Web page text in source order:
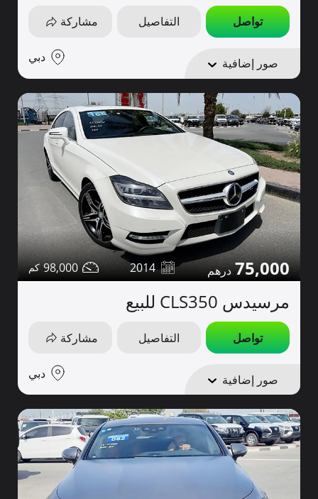
تواصل التفاصيل مشاركة
صور إضافية دبي
75,000
2014
98,000
مرسيدس CLS350 للبيع
تواصل التفاصيل مشاركة
صور إضافية دبي